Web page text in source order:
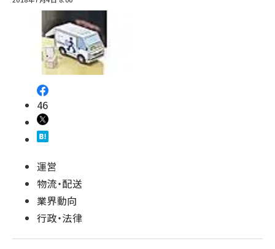
46
運営
物流・配送
業界動向
行政・法律